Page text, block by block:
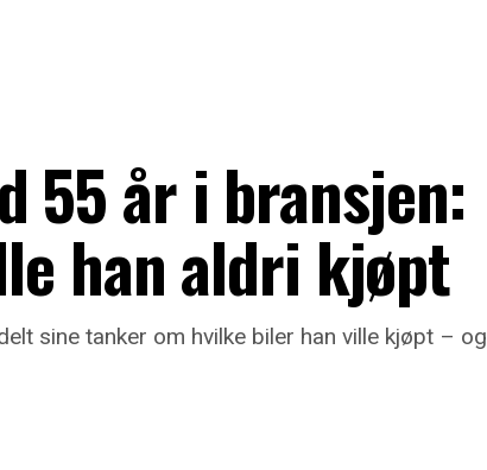
55 år i bransjen:
han aldri kjøpt
sine tanker om hvilke biler han ville kjøpt –